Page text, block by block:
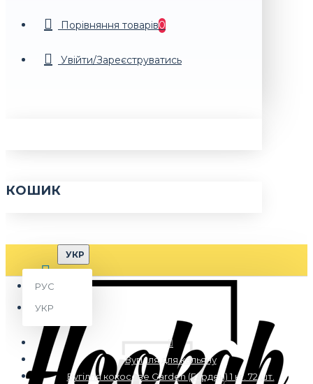
Порiвняння товарiв0
Увійти/Зареєструватись
КОШИК
УКР
РУС
УКР
Вугілля для кальяну
Вугілля кокосове Garden (Гарден) 1 кг. 72 шт.